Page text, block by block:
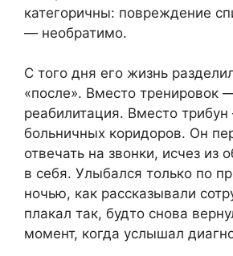
категоричны: повреждение
— необратимо.
С того дня его жизнь
«после». Вместо тренировок
реабилитация. Вместо
больничных коридоров. Он
отвечать на звонки, исчез из
в себя. Улыбался только по
ночью, как рассказывали
плакал так, будто снова
момент, когда услышал